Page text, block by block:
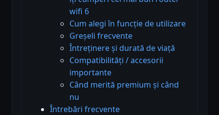
wifi 6
Cum alegi în funcție de utilizare
Greșeli frecvente
Întreținere și durată de viață
Compatibilități / accesorii
importante
Când merită premium și când
nu
Întrebări frecvente